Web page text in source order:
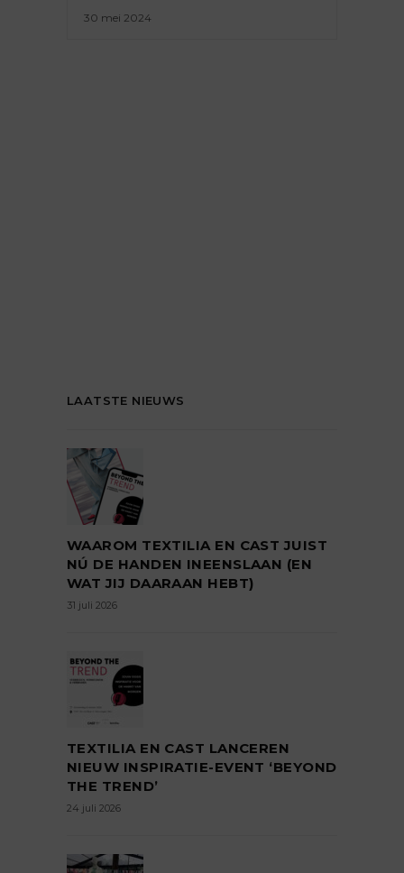
30 mei 2024
LAATSTE NIEUWS
WAAROM TEXTILIA EN CAST JUIST
NÚ DE HANDEN INEENSLAAN (EN
WAT JIJ DAARAAN HEBT)
31 juli 2026
TEXTILIA EN CAST LANCEREN
NIEUW INSPIRATIE-EVENT ‘BEYOND
THE TREND’
24 juli 2026